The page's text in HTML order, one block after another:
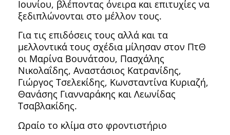
Ιουνίου, βλέποντας όνειρα και επιτυχίες να
ξεδιπλώνονται στο μέλλον τους.
Για τις επιδόσεις τους αλλά και τα
μελλοντικά τους σχέδια μίλησαν στον ΠτΘ
οι Μαρίνα Βουνάτσου, Πασχάλης
Νικολαΐδης, Αναστάσιος Κατρανίδης,
Γιώργος Τσελεκίδης, Κωνσταντίνα Κυριαζή,
Θανάσης Γιανναράκης και Λεωνίδας
Τσαβλακίδης.
Ωραίο το κλίμα στο φροντιστήριο